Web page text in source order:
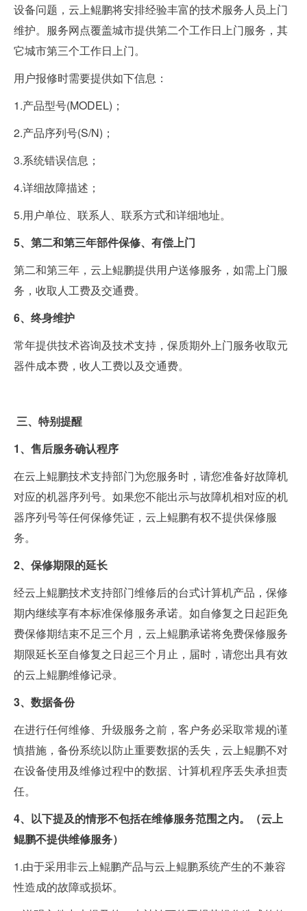
设备问题，云上鲲鹏将安排经验丰富的技术服务人员上门
维护。服务网点覆盖城市提供第二个工作日上门服务，其
它城市第三个工作日上门。
用户报修时需要提供如下信息：
1.产品型号(MODEL)；
2.产品序列号(S/N)；
3.系统错误信息；
4.详细故障描述；
5.用户单位、联系人、联系方式和详细地址。
5、第二和第三年部件保修、有偿上门
第二和第三年，云上鲲鹏提供用户送修服务，如需上门服
务，收取人工费及交通费。
6、终身维护
常年提供技术咨询及技术支持，保质期外上门服务收取元
器件成本费，收人工费以及交通费。
三、特别提醒
1、售后服务确认程序
在云上鲲鹏技术支持部门为您服务时，请您准备好故障机
对应的机器序列号。如果您不能出示与故障机相对应的机
器序列号等任何保修凭证，云上鲲鹏有权不提供保修服
务。
2、保修期限的延长
经云上鲲鹏技术支持部门维修后的台式计算机产品，保修
期内继续享有本标准保修服务承诺。如自修复之日起距免
费保修期结束不足三个月，云上鲲鹏承诺将免费保修服务
期限延长至自修复之日起三个月止，届时，请您出具有效
的云上鲲鹏维修记录。
3、数据备份
在进行任何维修、升级服务之前，客户务必采取常规的谨
慎措施，备份系统以防止重要数据的丢失，云上鲲鹏不对
在设备使用及维修过程中的数据、计算机程序丢失承担责
任。
4、以下提及的情形不包括在维修服务范围之内。（云上
鲲鹏不提供维修服务）
1.由于采用非云上鲲鹏产品与云上鲲鹏系统产生的不兼容
性造成的故障或损坏。